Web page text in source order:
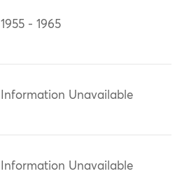
1955 - 1965
Information Unavailable
Information Unavailable